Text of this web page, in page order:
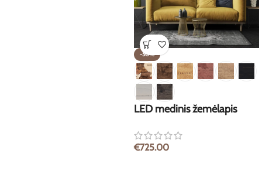
-50%
LED medinis žemėlapis
€725.00